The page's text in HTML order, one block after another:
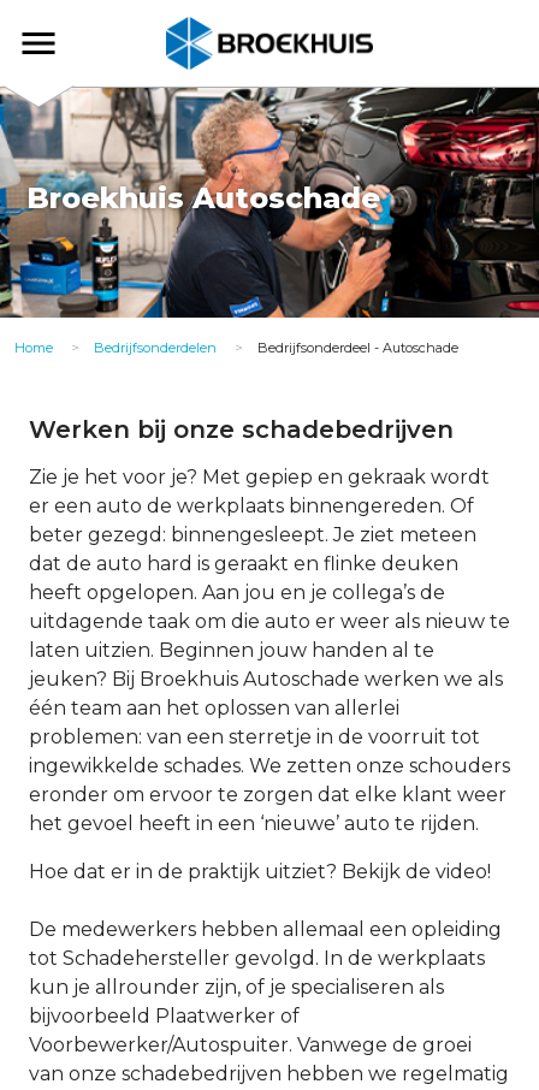
en
de
inhoud
gaan
Broekhuis
Broekhuis Autoschade
Home Bedrijfsonderdelen Bedrijfsonderdeel - Autoschade
Werken bij onze schadebedrijven
Zie je het voor je? Met gepiep en gekraak wordt
er een auto de werkplaats binnengereden. Of
beter gezegd: binnengesleept. Je ziet meteen
dat de auto hard is geraakt en flinke deuken
heeft opgelopen. Aan jou en je collega’s de
uitdagende taak om die auto er weer als nieuw te
laten uitzien. Beginnen jouw handen al te
jeuken? Bij Broekhuis Autoschade werken we als
één team aan het oplossen van allerlei
problemen: van een sterretje in de voorruit tot
ingewikkelde schades. We zetten onze schouders
eronder om ervoor te zorgen dat elke klant weer
het gevoel heeft in een ‘nieuwe’ auto te rijden.
Hoe dat er in de praktijk uitziet? Bekijk de video!
De medewerkers hebben allemaal een opleiding
tot Schadehersteller gevolgd. In de werkplaats
kun je allrounder zijn, of je specialiseren als
bijvoorbeeld Plaatwerker of
Voorbewerker/Autospuiter. Vanwege de groei
van onze schadebedrijven hebben we regelmatig